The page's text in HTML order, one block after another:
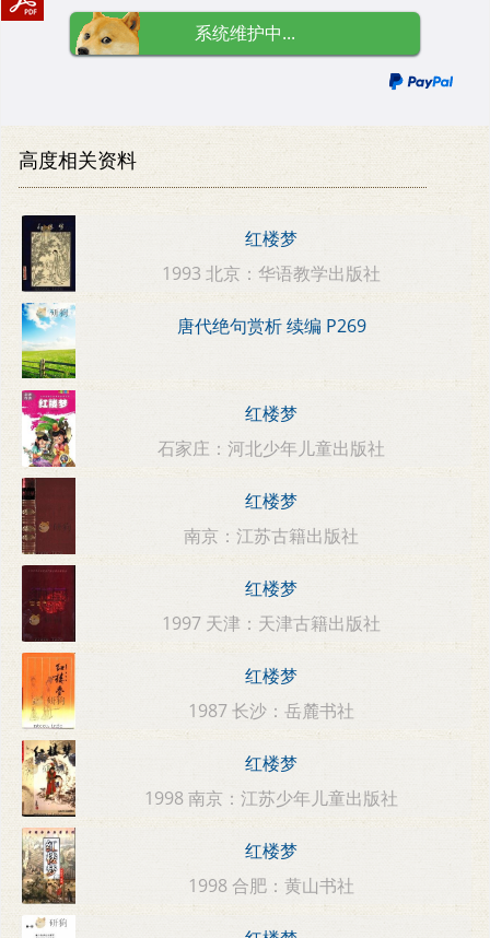
系统维护中...
高度相关资料
红楼梦
1993 北京：华语教学出版社
唐代绝句赏析 续编 P269
红楼梦
石家庄：河北少年儿童出版社
红楼梦
南京：江苏古籍出版社
红楼梦
1997 天津：天津古籍出版社
红楼梦
1987 长沙：岳麓书社
红楼梦
1998 南京：江苏少年儿童出版社
红楼梦
1998 合肥：黄山书社